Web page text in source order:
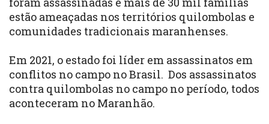
estão ameaçadas nos territórios quilombolas e
comunidades tradicionais maranhenses.
Em 2021, o estado foi líder em assassinatos em
conflitos no campo no Brasil. Dos assassinatos
contra quilombolas no campo no período, todos
aconteceram no Maranhão.